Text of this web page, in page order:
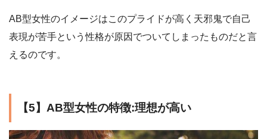
AB型女性のイメージはこのプライドが高く天邪鬼で自己
表現が苦手という性格が原因でついてしまったものだと言
えるのです。
【5】AB型女性の特徴:理想が高い